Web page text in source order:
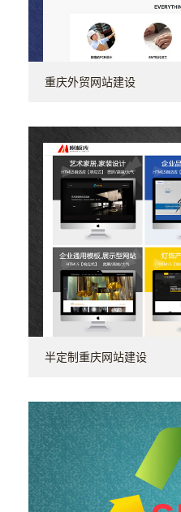
重庆外贸网站建设
半定制重庆网站建设